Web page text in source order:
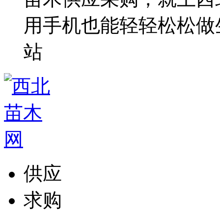
用手机也能轻轻松松
站
供应
求购